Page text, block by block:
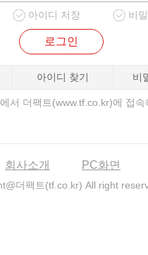
아이디 저장 비
로그인
아이디 찾기 비
서 더팩트(www.tf.co.kr)에 접
회사소개 PC화면
더팩트(tf.co.kr) All right